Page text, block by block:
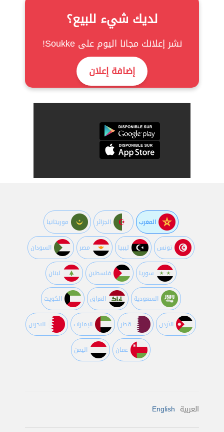
لديك شيء للبيع؟
نشر إعلانك مجانا اليوم على Soukke!
إضافة إعلان
المغرب الجزائر موريتانيا
تونس ليبيا مصر السودان
سوريا فلسطين لبنان
السعودية العراق الكويت
اﻷردن قطر اﻹمارات البحرين
عمان اليمن
العربية English